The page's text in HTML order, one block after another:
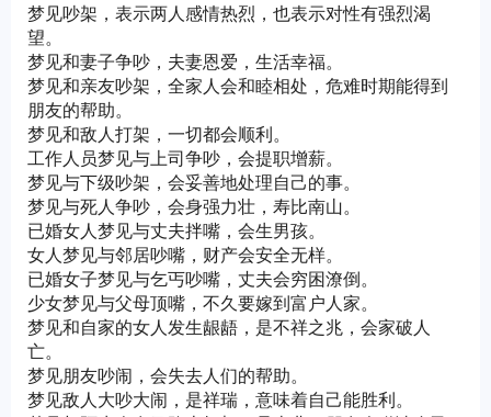
梦见吵架，表示两人感情热烈，也表示对性有强烈渴
望。
梦见和妻子争吵，夫妻恩爱，生活幸福。
梦见和亲友吵架，全家人会和睦相处，危难时期能得到
朋友的帮助。
梦见和敌人打架，一切都会顺利。
工作人员梦见与上司争吵，会提职增薪。
梦见与下级吵架，会妥善地处理自己的事。
梦见与死人争吵，会身强力壮，寿比南山。
已婚女人梦见与丈夫拌嘴，会生男孩。
女人梦见与邻居吵嘴，财产会安全无样。
已婚女子梦见与乞丐吵嘴，丈夫会穷困潦倒。
少女梦见与父母顶嘴，不久要嫁到富户人家。
梦见和自家的女人发生龈龉，是不祥之兆，会家破人
亡。
梦见朋友吵闹，会失去人们的帮助。
梦见敌人大吵大闹，是祥瑞，意味着自己能胜利。